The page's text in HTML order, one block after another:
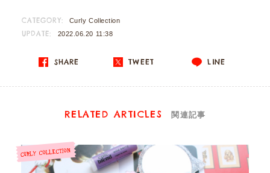
CATEGORY: Curly Collection
UPDATE: 2022.06.20 11:38
SHARE TWEET LINE
RELATED ARTICLES 関連記事